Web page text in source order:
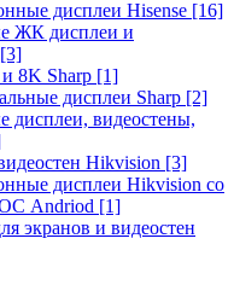
дисплеи Hisense [16]
ЖК дисплеи и
[3]
8K Sharp [1]
дисплеи Sharp [2]
дисплеи, видеостены,
Hikvision [3]
дисплеи Hikvision со
Andriod [1]
экранов и видеостен